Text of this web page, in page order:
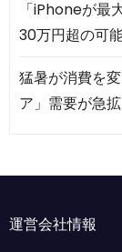
「iPhoneが
30万円超の可
猛暑が消費を
ア」需要が急
運営会社情報